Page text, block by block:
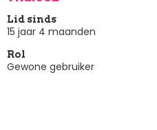
Lid sinds
15 jaar 4 maanden
Rol
Gewone gebruiker